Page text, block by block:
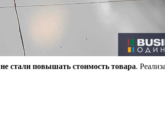
не стали повышать стоимость товара.